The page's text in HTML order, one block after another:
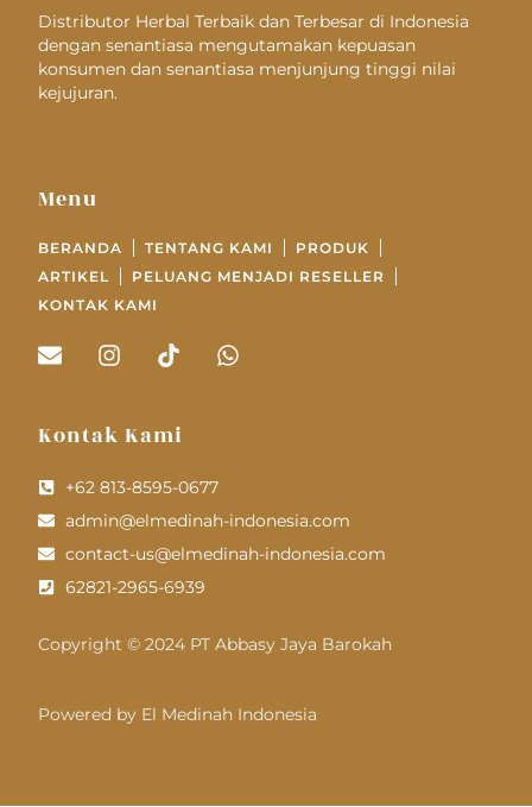
Distributor Herbal Terbaik dan Terbesar di Indonesia
dengan senantiasa mengutamakan kepuasan
konsumen dan senantiasa menjunjung tinggi nilai
kejujuran.
Menu
BERANDA TENTANG KAMI
PRODUK
ARTIKEL
PELUANG MENJADI RESELLER
KONTAK KAMI
Kontak Kami
+62 813-8595-0677
admin@elmedinah-indonesia.com
contact-us@elmedinah-indonesia.com
62821-2965-6939
Copyright © 2024 PT Abbasy Jaya Barokah
Powered by El Medinah Indonesia